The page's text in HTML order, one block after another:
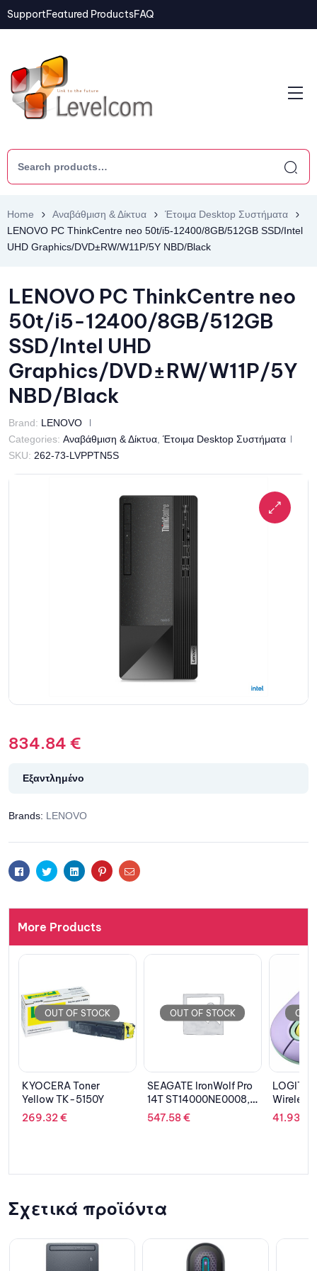
SupportFeatured ProductsFAQ
Home Αναβάθμιση & Δίκτυα
Έτοιμα Desktop Συστήματα
LENOVO PC ThinkCentre neo 50t/i5-12400/8GB/512GB SSD/Intel
UHD Graphics/DVD±RW/W11P/5Y NBD/Black
LENOVO PC ThinkCentre neo
50t/i5-12400/8GB/512GB
SSD/Intel UHD
Graphics/DVD±RW/W11P/5Y
NBD/Black
Brand: LENOVO
Categories: Αναβάθμιση & Δίκτυα Έτοιμα Desktop Συστήματα
SKU: 262-73-LVPPTN5S
834.84 €
Εξαντλημένο
Brands: LENOVO
FacebookTwitterLinkedinPinterestEmail
More Products
OUT OF STOCK
SEAGATE IronWolf Pro
14T ST14000NE0008,
SATA III, 3.5”
547.58€
OUT OF STOCK
LOGITECH Mouse
Wireless POP
Daydream
41.93€
OUT
FOR
7.31€
Σχετικά προϊόντα